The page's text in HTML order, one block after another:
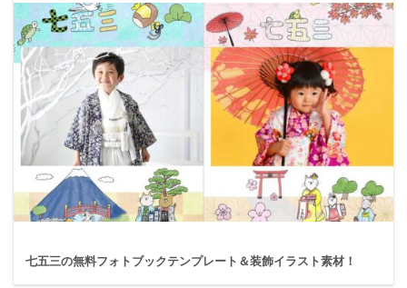
七五三の無料フォトブックテンプレート＆装飾イラスト素材！